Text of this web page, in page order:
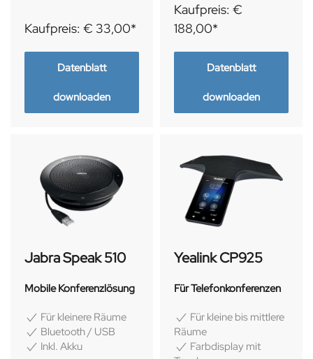
Kaufpreis: € 33,00*
Datenblatt
downloaden
Kaufpreis: €
188,00*
Datenblatt
downloaden
Jabra Speak 510
Mobile Konferenzlösung
Für kleinere Räume
Bluetooth / USB
Inkl. Akku
Yealink CP925
Für Telefonkonferenzen
Für kleine bis mittlere
Räume
Farbdisplay mit